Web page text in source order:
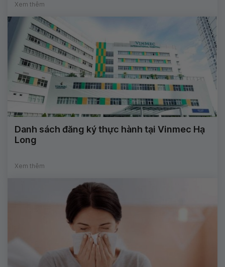
Xem thêm
Danh sách đăng ký thực hành tại Vinmec Hạ
Long
Xem thêm